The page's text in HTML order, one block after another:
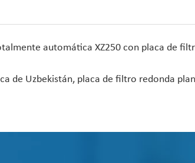
automática XZ250 con placa de
de Uzbekistán, placa de filtro redonda